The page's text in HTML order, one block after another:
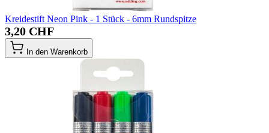
Kreidestift Neon Pink - 1 Stück - 6mm Rundspitze
3,20 CHF
In den Warenkorb